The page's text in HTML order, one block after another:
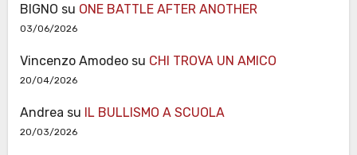
BIGNO su ONE BATTLE AFTER ANOTHER
03/06/2026
Vincenzo Amodeosu CHI TROVA UN AMICO
20/04/2026
Andrea su IL BULLISMO A SCUOLA
20/03/2026